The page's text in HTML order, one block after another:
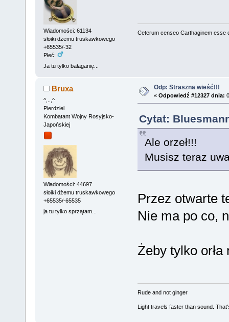
Wiadomości: 61134
słoiki dżemu truskawkowego
+65535/-32
Płeć:
Ja tu tylko bałaganię...
Ceterum censeo Carthaginem esse
Bruxa
^,..,^
Pierdziel
Kombatant Wojny Rosyjsko-
Japońskiej
Wiadomości: 44697
słoiki dżemu truskawkowego
+65535/-65535
ja tu tylko sprzątam...
Odp: Straszna wieść!!!
« Odpowiedź #12327 dnia:
Cytat:
Ale orzeł!!!
Musisz teraz
Przez otwarte
Nie ma po co,
Żeby tylko orła
Rude and not ginger
Light travels faster than sound.